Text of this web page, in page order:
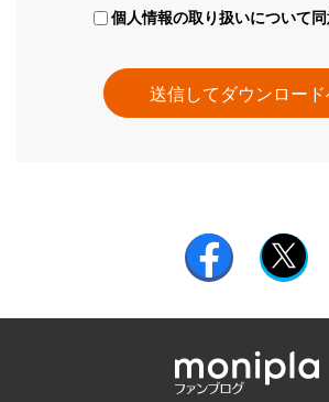
個人情報の取り扱いについて